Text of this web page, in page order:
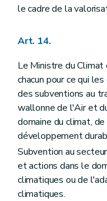
le cadre de la
Art. 14.
Le Ministre du
chacun pour ce qui
des subventions au
wallonne de l'Air et
domaine du climat,
développement
Subvention au
et actions dans le
climatiques ou de
climatiques.